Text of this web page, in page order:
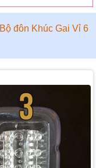
Bộ đôn Khúc Gai Vỉ 6